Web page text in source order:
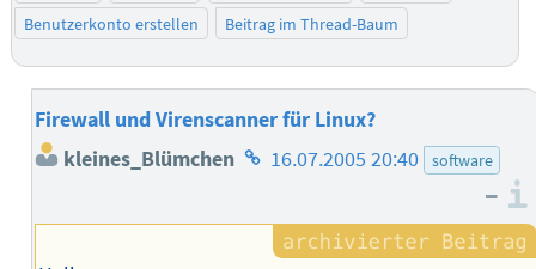
Benutzerkonto erstellen
Beitrag im Thread-Baum
Firewall und Virenscanner für Linux?
kleines_Blümchen Homepage
Autors
16.07.2005 20:40 software
–